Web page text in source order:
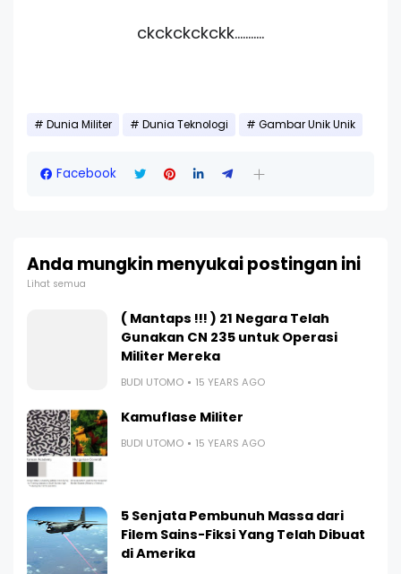
ckckckckckk...........
Dunia Militer Dunia Teknologi Gambar Unik Unik
Facebook
Anda mungkin menyukai postingan ini
Lihat semua
( Mantaps !!! ) 21 Negara Telah
Gunakan CN 235 untuk Operasi
Militer Mereka
BUDI UTOMO 15 YEARS AGO
Kamuflase Militer
BUDI UTOMO 15 YEARS AGO
5 Senjata Pembunuh Massa dari
Filem Sains-Fiksi Yang Telah Dibuat
di Amerika